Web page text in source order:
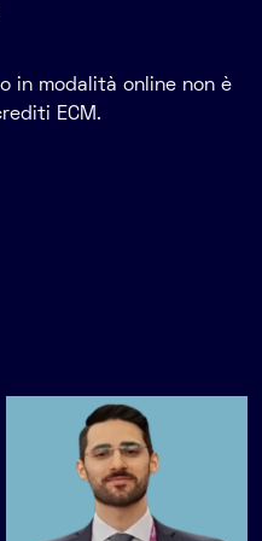
in modalità online non è
ECM.